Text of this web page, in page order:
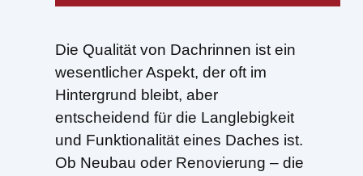
Die Qualität von Dachrinnen ist ein
wesentlicher Aspekt, der oft im
Hintergrund bleibt, aber
entscheidend für die Langlebigkeit
und Funktionalität eines Daches ist.
Ob Neubau oder Renovierung – die